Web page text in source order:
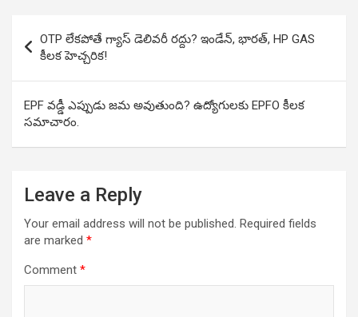
navigation
OTP లేకపోతే గ్యాస్ డెలివరీ రద్దు? ఇండేన్, భారత్, HP GAS
కీలక హెచ్చరిక!
EPF వడ్డీ ఎప్పుడు జమ అవుతుంది? ఉద్యోగులకు EPFO కీలక
సమాచారం.
Leave a Reply
Your email address will not be published. Required fields
are marked *
Comment *